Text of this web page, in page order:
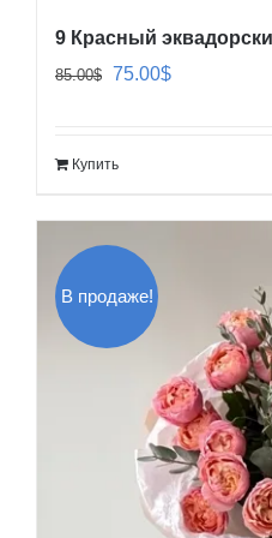
9 Красный
85.00$ Первоначальная
75.00$Текущая
Купить
В продаже!